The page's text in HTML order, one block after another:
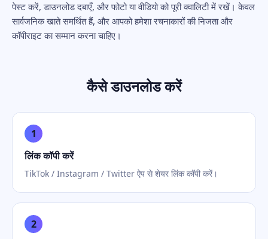
पेस्ट करें, डाउनलोड दबाएँ, और फोटो या वीडियो को पूरी क्वालिटी में रखें। केवल
सार्वजनिक खाते समर्थित हैं, और आपको हमेशा रचनाकारों की निजता और
कॉपीराइट का सम्मान करना चाहिए।
कैसे डाउनलोड करें
1
लिंक कॉपी करें
TikTok / Instagram / Twitter ऐप से शेयर लिंक कॉपी करें।
2